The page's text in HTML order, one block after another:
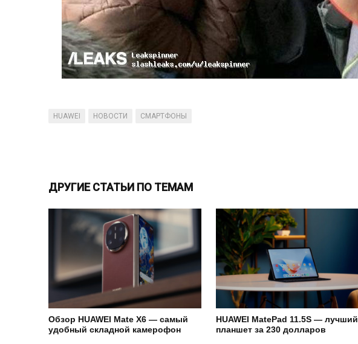
HUAWEI НОВОСТИ СМАРТФОНЫ
ДРУГИЕ СТАТЬИ ПО ТЕМАМ
Обзор HUAWEI Mate X6 — самый
удобный складной камерофон
HUAWEI MatePad 11.5S — лучший
планшет за 230 долларов